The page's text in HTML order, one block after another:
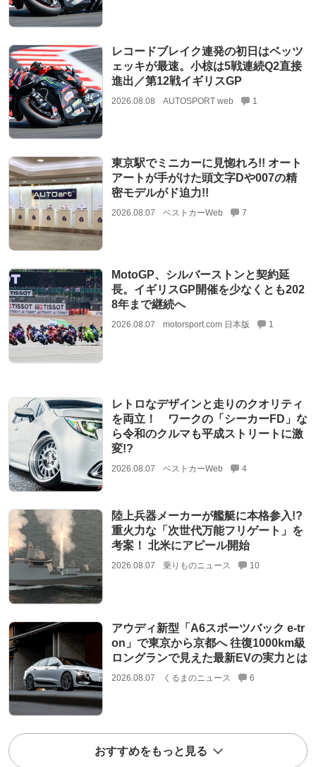
レコードブレイク連発の初日はベッツ
ェッキが最速。小椋は5戦連続Q2直接
進出／第12戦イギリスGP
2026.08.08 AUTOSPORT web 1
東京駅でミニカーに見惚れろ!! オート
アートが手がけた頭文字Dや007の精
密モデルがド迫力!!
2026.08.07 ベストカーWeb 7
MotoGP、シルバーストンと契約延
長。イギリスGP開催を少なくとも202
8年まで継続へ
2026.08.07 motorsport.com 日本版 1
レトロなデザインと走りのクオリティ
を両立！ ワークの「シーカーFD」な
ら令和のクルマも平成ストリートに激
変!?
2026.08.07 ベストカーWeb 4
陸上兵器メーカーが艦艇に本格参入!?
重火力な「次世代万能フリゲート」を
考案！ 北米にアピール開始
2026.08.07 乗りものニュース 10
アウディ新型「A6スポーツバック e-tr
on」で東京から京都へ 往復1000km級
ロングランで見えた最新EVの実力とは
2026.08.07 くるまのニュース 6
おすすめをもっと見る